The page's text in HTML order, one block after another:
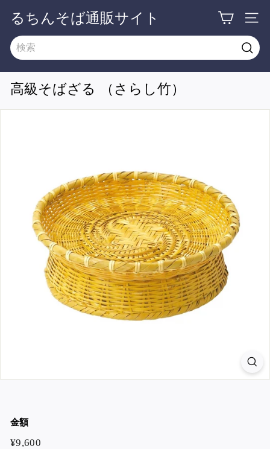
るちんそば通販サイト
高級そばざる （さらし竹）
金額
¥9,600